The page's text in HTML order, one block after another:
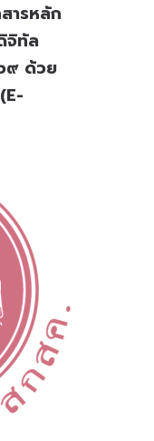
ารหลัก
จิทัล
๙ ด้วย